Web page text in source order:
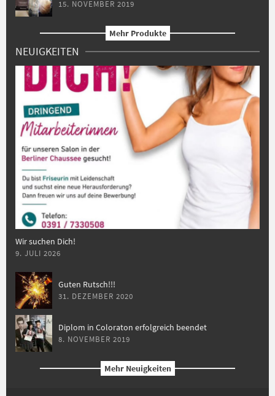
15. NOVEMBER 2019
Mehr Produkte
NEUIGKEITEN
Wir suchen Dich!
9. JULI 2026
Guten Rutsch!!!
31. DEZEMBER 2020
Diplom in Coloraton erfolgreich beendet
8. NOVEMBER 2019
Mehr Neuigkeiten